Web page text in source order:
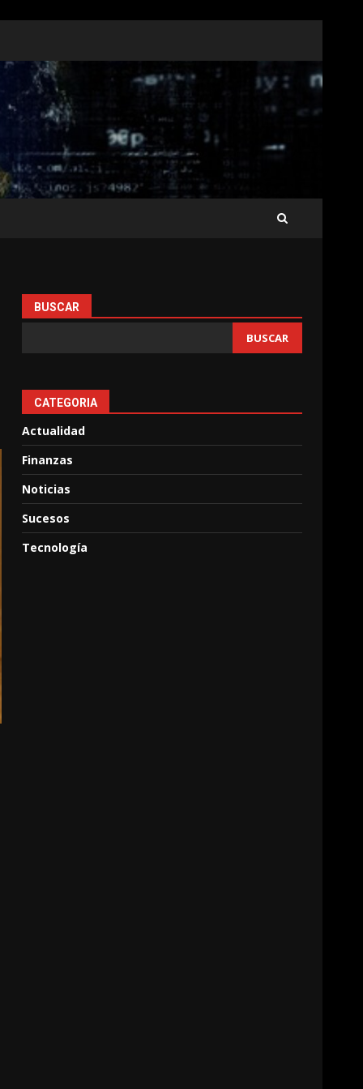
BUSCAR
BUSCAR
CATEGORIA
Actualidad
Finanzas
Noticias
Sucesos
Tecnología